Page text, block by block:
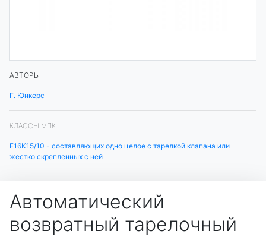
АВТОРЫ
Г. Юнкерс
КЛАССЫ МПК
F16K15/10 - составляющих одно целое с тарелкой клапана или
жестко скрепленных с ней
Автоматический
возвратный тарелочный